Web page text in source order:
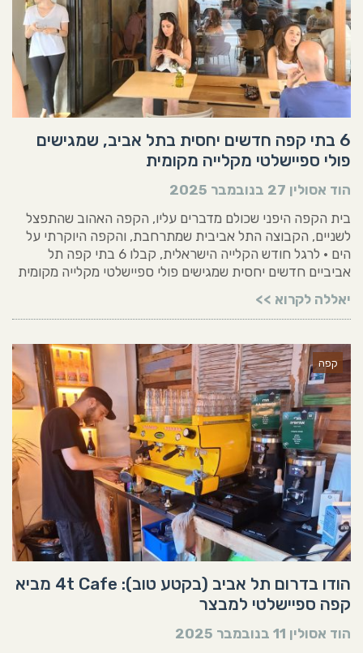
6 בתי קפה חדשים יחסית בתל אביב, שמגישים
פולי ספיישלטי מקלייה מקומית
הוד אסולין 27 בנובמבר 2025
בית הקפה היפני שכולם מדברים עליו, הקפה האהוב שהתפצל
לשניים, הקבוצה התל אביבית שמתרחבת, והקפה היוקרתי על
הים • לרגל חודש הקלייה הישראלית, קבלו 6 בתי קפה תל
אביביים חדשים יחסית שמגישים פולי ספיישלטי מקלייה מקומית
יאללה לקרוא >>
קפה
הודו בדרום תל אביב (בקטע טוב): 4t Cafe מביא
קפה ספיישלטי למבצר
הוד אסולין 11 בנובמבר 2025